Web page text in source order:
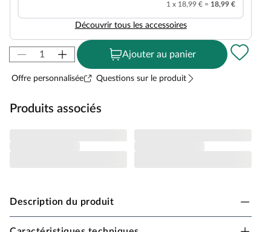
1 x 18,99 € = 18,99 €
Découvrir tous les accessoires
Ajouter au panier
Offre personnalisée Questions sur le produit
Produits associés
Description du produit